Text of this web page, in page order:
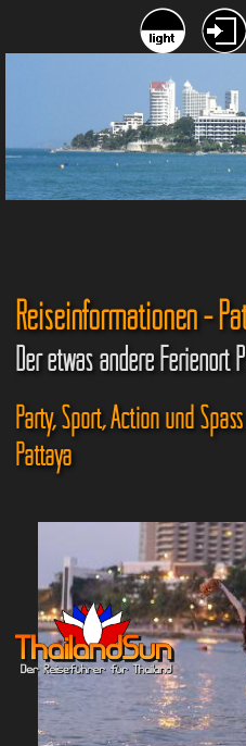
Reiseinformationen -
Der etwas andere Ferienort
Party, Sport, Action und
Pattaya